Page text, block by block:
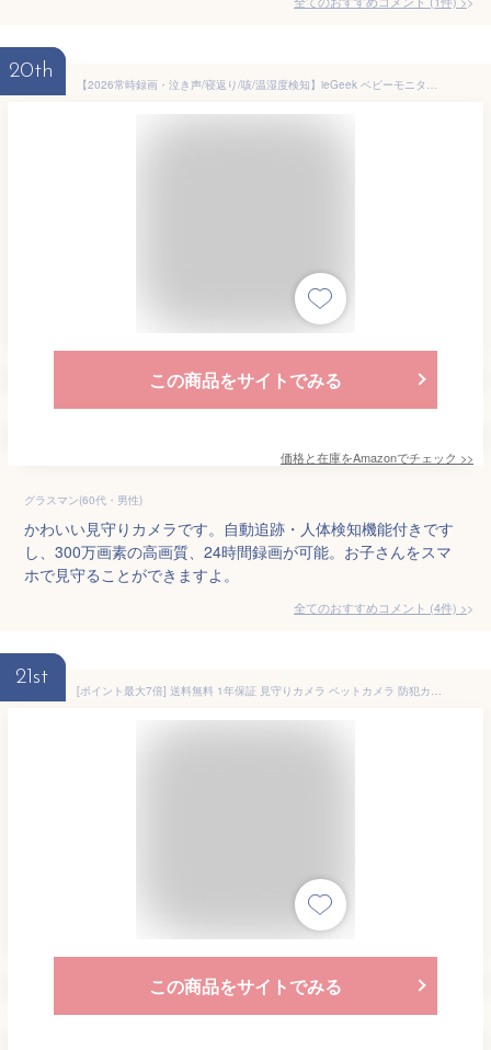
20th
【2026常時録画・泣き声/寝返り/咳/温湿度検知】ieGeek ベビーモニター スマホ ベビーカメラ 見守りカメラ 赤ちゃん 2.4と5GHzwifi対応 ベビーセンサー 暗視 24時間録画 360°自動追跡 ワンタッチで双方向通話 人体検知 危険エリア アラーム 屋内カメラ 300万画素 子守唄 夜間ランプ付き 高齢者 留守番カメラ 無料6秒録画クラウド/メモリカード保存 新生児 出産祝い
この商品をサイトでみる
価格と在庫をAmazonでチェック >>
グラスマン(60代・男性)
かわいい見守りカメラです。自動追跡・人体検知機能付きです
し、300万画素の高画質、24時間録画が可能。お子さんをスマ
ホで見守ることができますよ。
全てのおすすめコメント (4件) >
21st
[ポイント最大7倍] 送料無料 1年保証 見守りカメラ ペットカメラ 防犯カメラ 高品質 小型 スマホ 最大370万画素 ベビーモニター 自動追尾 ワイヤレス 簡単 設置 屋内 iPhone対応 アンドロイド ペット 猫 子ども 赤ちゃん 音声 通話 会話 介護 自宅 工事不要 SD録画
この商品をサイトでみる